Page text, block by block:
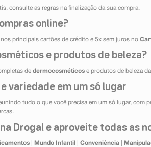
consulte as regras na finalização da sua compra.
online?
principais cartões de crédito e 5x sem juros no
e produtos de beleza?
de dermocosméticos e produtos de beleza
variedade em um só lugar
tudo o que você precisa em um só lugar, com
Drogal e aproveite todas as
Mundo Infantil Conveniência